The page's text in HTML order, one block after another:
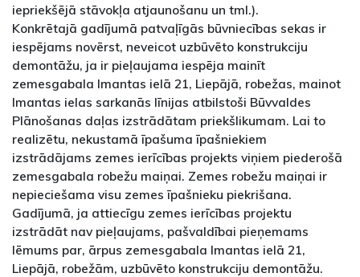
iepriekšējā stāvokļa atjaunošanu un tml.).
Konkrētajā gadījumā patvaļīgās būvniecības sekas ir
iespējams novērst, neveicot uzbūvēto konstrukciju
demontāžu, ja ir pieļaujama iespēja mainīt
zemesgabala Imantas ielā 21, Liepājā, robežas, mainot
Imantas ielas sarkanās līnijas atbilstoši Būvvaldes
Plānošanas daļas izstrādātam priekšlikumam. Lai to
realizētu, nekustamā īpašuma īpašniekiem
izstrādājams zemes ierīcības projekts viņiem piederošā
zemesgabala robežu maiņai. Zemes robežu maiņai ir
nepieciešama visu zemes īpašnieku piekrišana.
Gadījumā, ja attiecīgu zemes ierīcības projektu
izstrādāt nav pieļaujams, pašvaldībai pieņemams
lēmums par, ārpus zemesgabala Imantas ielā 21,
Liepājā, robežām, uzbūvēto konstrukciju demontāžu.